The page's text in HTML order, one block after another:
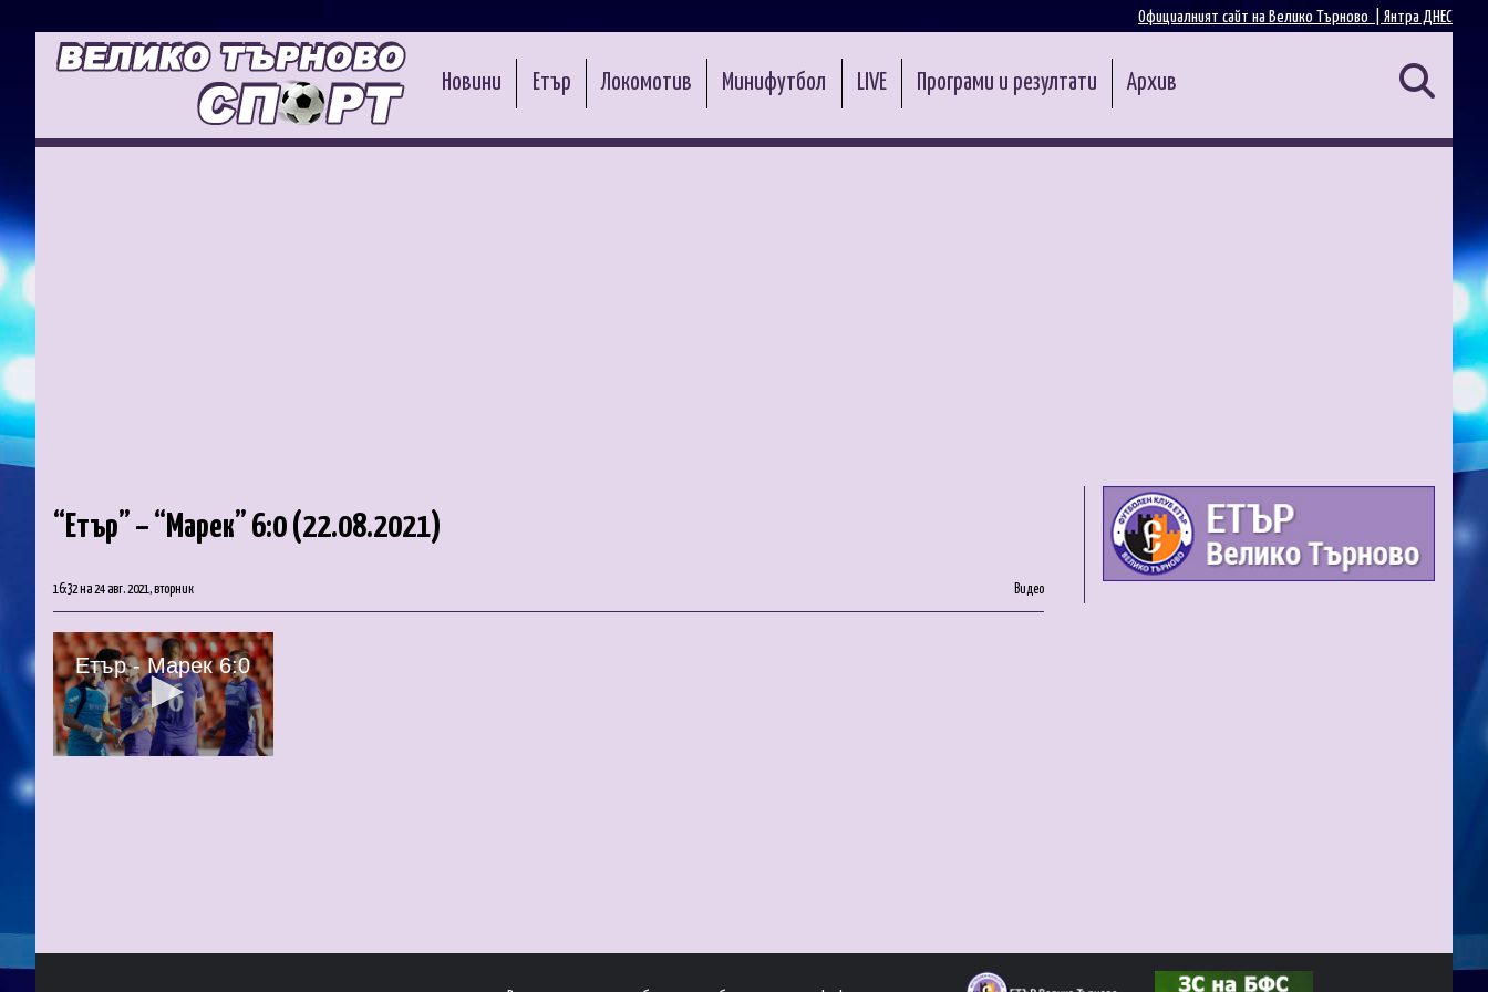
Янтра ДНЕС
Официалният сайт на Велико Търново |
Новини Етър Локомотив Минифутбол LIVE Програми и резултати Архив
“Етър” – “Марек” 6:0 (22.08.2021)
16:32 на 24 авг. 2021, вторник Видео